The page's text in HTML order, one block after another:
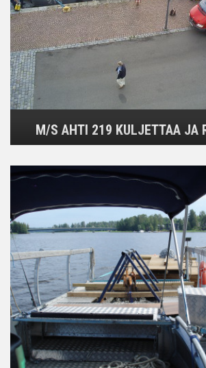
M/S AHTI 219 KULJETTAA JA